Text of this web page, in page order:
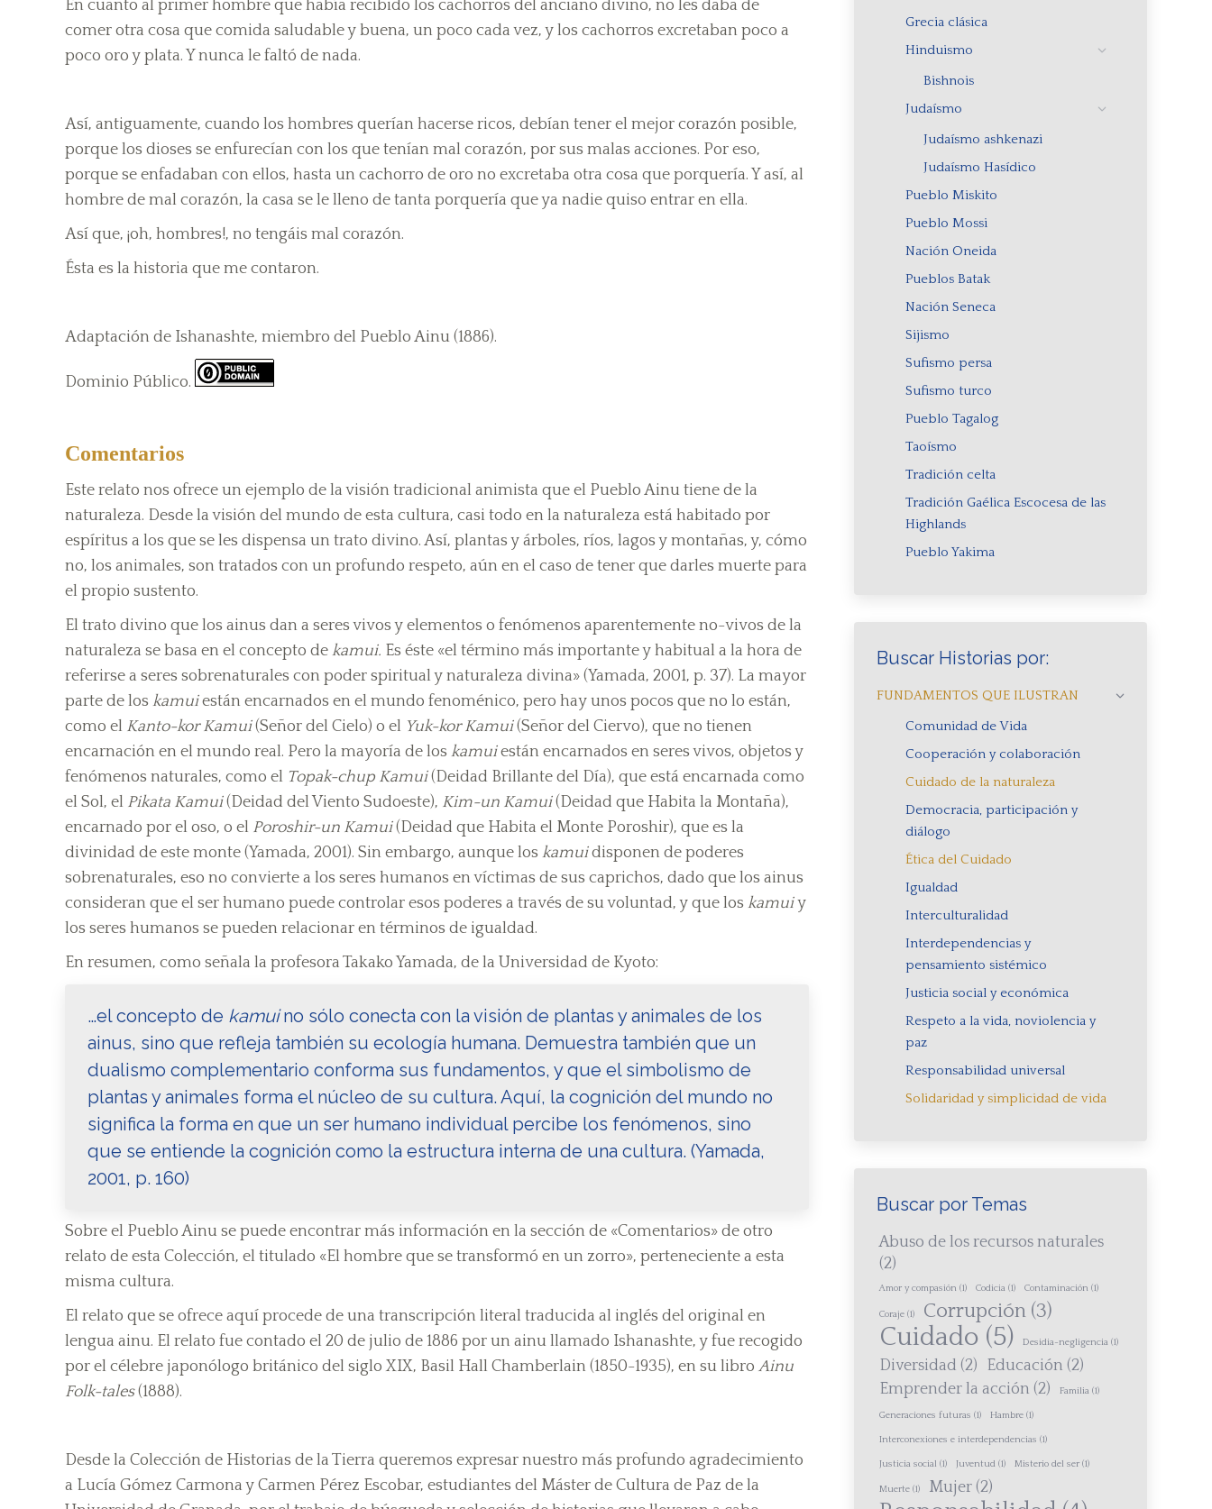
En cuanto al primer hombre que había recibido los cachorros del anciano divino, no les daba de
comer otra cosa que comida saludable y buena, un poco cada vez, y los cachorros excretaban poco a
poco oro y plata. Y nunca le faltó de nada.
Así, antiguamente, cuando los hombres querían hacerse ricos, debían tener el mejor corazón posible,
porque los dioses se enfurecían con los que tenían mal corazón, por sus malas acciones. Por eso,
porque se enfadaban con ellos, hasta un cachorro de oro no excretaba otra cosa que porquería. Y así, al
hombre de mal corazón, la casa se le lleno de tanta porquería que ya nadie quiso entrar en ella.
Así que, ¡oh, hombres!, no tengáis mal corazón.
Ésta es la historia que me contaron.
Adaptación de Ishanashte, miembro del Pueblo Ainu (1886).
Dominio Público.
Comentarios
Este relato nos ofrece un ejemplo de la visión tradicional animista que el Pueblo Ainu tiene de la
naturaleza. Desde la visión del mundo de esta cultura, casi todo en la naturaleza está habitado por
espíritus a los que se les dispensa un trato divino. Así, plantas y árboles, ríos, lagos y montañas, y, cómo
no, los animales, son tratados con un profundo respeto, aún en el caso de tener que darles muerte para
el propio sustento.
El trato divino que los ainus dan a seres vivos y elementos o fenómenos aparentemente no-vivos de la
naturaleza se basa en el concepto de kamui. Es éste «el término más importante y habitual a la hora de
referirse a seres sobrenaturales con poder spiritual y naturaleza divina» (Yamada, 2001, p. 37). La mayor
parte de los kamuiestán encarnados en el mundo fenoménico, pero hay unos pocos que no lo están,
como el Kanto-kor Kamui(Señor del Cielo) o el Yuk-kor Kamui(Señor del Ciervo), que no tienen
encarnación en el mundo real. Pero la mayoría de los kamuiestán encarnados en seres vivos, objetos y
fenómenos naturales, como el Topak-chup Kamui(Deidad Brillante del Día), que está encarnada como
el Sol, el Pikata Kamui(Deidad del Viento Sudoeste), Kim-un Kamui(Deidad que Habita la Montaña),
encarnado por el oso, o el Poroshir-un Kamui(Deidad que Habita el Monte Poroshir), que es la
divinidad de este monte (Yamada, 2001). Sin embargo, aunque los kamuidisponen de poderes
sobrenaturales, eso no convierte a los seres humanos en víctimas de sus caprichos, dado que los ainus
consideran que el ser humano puede controlar esos poderes a través de su voluntad, y que los kamuiy
los seres humanos se pueden relacionar en términos de igualdad.
En resumen, como señala la profesora Takako Yamada, de la Universidad de Kyoto:
…el concepto de kamuino sólo conecta con la visión de plantas y animales de los
ainus, sino que refleja también su ecología humana. Demuestra también que un
dualismo complementario conforma sus fundamentos, y que el simbolismo de
plantas y animales forma el núcleo de su cultura. Aquí, la cognición del mundo no
significa la forma en que un ser humano individual percibe los fenómenos, sino
que se entiende la cognición como la estructura interna de una cultura. (Yamada,
2001, p. 160)
Sobre el Pueblo Ainu se puede encontrar más información en la sección de «Comentarios» de otro
relato de esta Colección, el titulado «El hombre que se transformó en un zorro», perteneciente a esta
misma cultura.
El relato que se ofrece aquí procede de una transcripción literal traducida al inglés del original en
lengua ainu. El relato fue contado el 20 de julio de 1886 por un ainu llamado Ishanashte, y fue recogido
por el célebre japonólogo británico del siglo XIX, Basil Hall Chamberlain (1850-1935), en su libro Ainu
Folk-tales(1888).
Desde la Colección de Historias de la Tierra queremos expresar nuestro más profundo agradecimiento
a Lucía Gómez Carmona y Carmen Pérez Escobar, estudiantes del Máster de Cultura de Paz de la
Grecia clásica
Hinduismo
Bishnois
Judaísmo
Judaísmo ashkenazi
Judaísmo Hasídico
Pueblo Miskito
Pueblo Mossi
Nación Oneida
Pueblos Batak
Nación Seneca
Sijismo
Sufismo persa
Sufismo turco
Pueblo Tagalog
Taoísmo
Tradición celta
Tradición Gaélica Escocesa de las
Highlands
Pueblo Yakima
Buscar Historias por:
FUNDAMENTOS QUE ILUSTRAN
Comunidad de Vida
Cooperación y colaboración
Cuidado de la naturaleza
Democracia, participación y
diálogo
Ética del Cuidado
Igualdad
Interculturalidad
Interdependencias y
pensamiento sistémico
Justicia social y económica
Respeto a la vida, noviolencia y
paz
Responsabilidad universal
Solidaridad y simplicidad de vida
Buscar por Temas
Abuso de los recursos naturales
(2)
Amor y compasión (1) Codicia (1) Contaminación (1)
Coraje (1) Corrupción (3)
Cuidado (5) Desidia-negligencia (1)
Diversidad (2) Educación (2)
Emprender la acción (2) Familia (1)
Generaciones futuras (1) Hambre (1)
Interconexiones e interdependencias (1)
Justicia social (1) Juventud (1) Misterio del ser (1)
Muerte (1) Mujer (2)